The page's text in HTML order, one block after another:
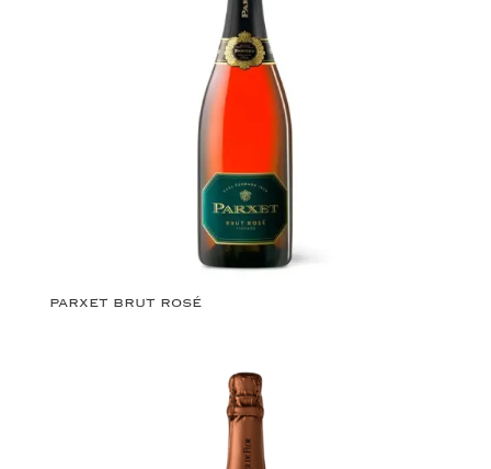
PARXET BRUT ROSÉ